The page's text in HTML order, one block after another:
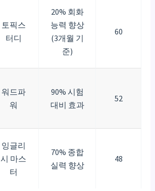
토픽스
터디
20% 회화
능력 향상
(3개월 기
준)
60
워드파
워
90% 시험
대비 효과
52
잉글리
시 마스
터
70% 종합
실력 향상
48